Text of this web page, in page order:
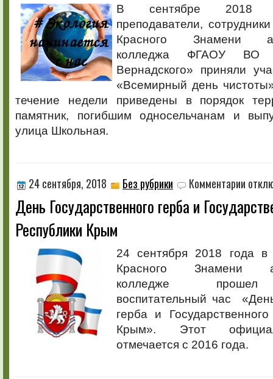
чистоты
В сентябре 2018
преподаватели,
Красного Знамени
колледжа ФГАОУ
Вернадского» приняли
«Всемирный день
течение недели приведены в порядок
памятник, погибшим односельчанам и
улица Школьная.
24 сентября, 2018 Без рубрики Комментарии записи
День
флага
День Государственного герба и
Республики Крым
24 сентября 2018 года в
Красного Знамени
колледже прошел
воспитательный час
герба и
Крым». Этот
отмечается с 2016 года.